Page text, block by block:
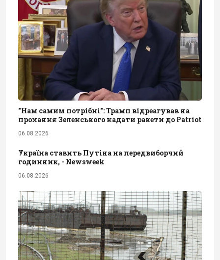
"Нам самим потрібні": Трамп відреагував на
прохання Зеленського надати ракети до Patriot
06.08.2026
Україна ставить Путіна на передвиборчий
годинник, - Newsweek
06.08.2026